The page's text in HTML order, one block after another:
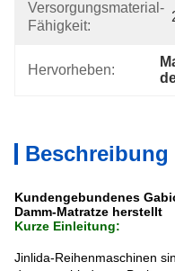
Versorgungsmaterial-
Fähigkeit:
Hervorheben:
Kundengebundenes
Damm-Matratze herstellt
Kurze Einleitung:
Jinlida-Reihenmaschinen